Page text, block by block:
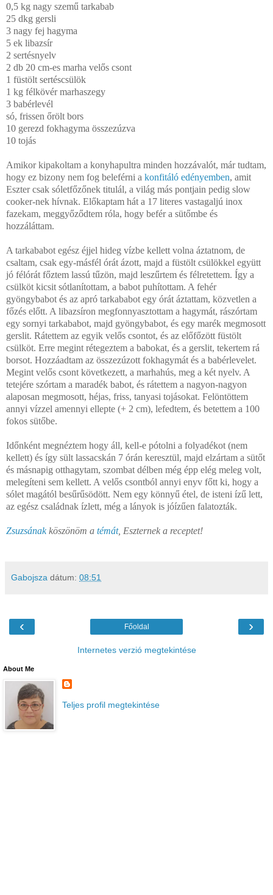
0,5 kg nagy szemű tarkabab
25 dkg gersli
3 nagy fej hagyma
5 ek libazsír
2 sertésnyelv
2 db 20 cm-es marha velős csont
1 füstölt sertéscsülök
1 kg félkövér marhaszegy
3 babérlevél
só, frissen őrölt bors
10 gerezd fokhagyma összezúzva
10 tojás
Amikor kipakoltam a konyhapultra minden hozzávalót, már tudtam,
hogy ez bizony nem fog beleférni a konfitáló edényemben, amit
Eszter csak sóletfőzőnek titulál, a világ más pontjain pedig slow
cooker-nek hívnak. Előkaptam hát a 17 literes vastagaljú inox
fazekam, meggyőződtem róla, hogy befér a sütőmbe és
hozzáláttam.
A tarkababot egész éjjel hideg vízbe kellett volna áztatnom, de
csaltam, csak egy-másfél órát ázott, majd a füstölt csülökkel együtt
jó félórát főztem lassú tűzön, majd leszűrtem és félretettem. Így a
csülköt kicsit sótlanítottam, a babot puhítottam. A fehér
gyöngybabot és az apró tarkababot egy órát áztattam, közvetlen a
főzés előtt. A libazsíron megfonnyasztottam a hagymát, rászórtam
egy sornyi tarkababot, majd gyöngybabot, és egy marék megmosott
gerslit. Rátettem az egyik velős csontot, és az előfőzött füstölt
csülköt. Erre megint rétegeztem a babokat, és a gerslit, tekertem rá
borsot. Hozzáadtam az összezúzott fokhagymát és a babérlevelet.
Megint velős csont következett, a marhahús, meg a két nyelv. A
tetejére szórtam a maradék babot, és rátettem a nagyon-nagyon
alaposan megmosott, héjas, friss, tanyasi tojásokat. Felöntöttem
annyi vízzel amennyi ellepte (+ 2 cm), lefedtem, és betettem a 100
fokos sütőbe.
Időnként megnéztem hogy áll, kell-e pótolni a folyadékot (nem
kellett) és így sült lassacskán 7 órán keresztül, majd elzártam a sütőt
és másnapig otthagytam, szombat délben még épp elég meleg volt,
melegíteni sem kellett. A velős csontból annyi enyv főtt ki, hogy a
sólet magától besűrűsödött. Nem egy könnyű étel, de isteni ízű lett,
az egész családnak ízlett, még a lányok is jóízűen falatozták.
Zsuzsánakköszönöm a témát, Eszternek a receptet!
Gabojsza dátum: 08:51
‹ ›
Főoldal
Internetes verzió megtekintése
About Me
Teljes profil megtekintése